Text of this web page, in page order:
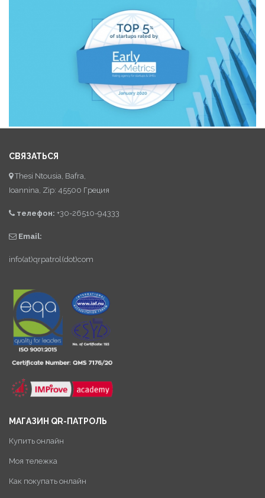
СВЯЗАТЬСЯ
Thesi Ntousia, Bafra,
Ioannina, Zip: 45500 Греция
телефон: +30-26510-94333
Email:
info(at)qrpatrol(dot)com
МАГАЗИН QR-ПАТРОЛЬ
Купить онлайн
Моя тележка
Как покупать онлайн